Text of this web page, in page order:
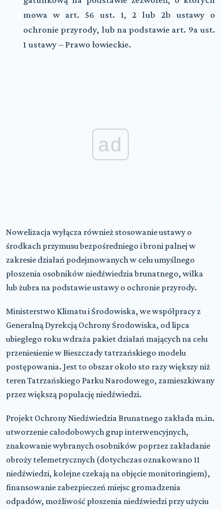
mowa w art. 56 ust. 1, 2 lub 2b ustawy o
ochronie przyrody, lub na podstawie art. 9a ust.
1 ustawy – Prawo łowieckie.
ad
Nowelizacja wyłącza również stosowanie ustawy o
środkach przymusu bezpośredniego i broni palnej w
zakresie działań podejmowanych w celu umyślnego
płoszenia osobników niedźwiedzia brunatnego, wilka
lub żubra na podstawie ustawy o ochronie przyrody.
Ministerstwo Klimatu i Środowiska, we współpracy z
Generalną Dyrekcją Ochrony Środowiska, od lipca
ubiegłego roku wdraża pakiet działań mających na celu
przeniesienie w Bieszczady tatrzańskiego modelu
postępowania. Jest to obszar około sto razy większy niż
teren Tatrzańskiego Parku Narodowego, zamieszkiwany
przez większą populację niedźwiedzi.
Projekt Ochrony Niedźwiedzia Brunatnego zakłada m.in.
utworzenie całodobowych grup interwencyjnych,
znakowanie wybranych osobników poprzez zakładanie
obroży telemetrycznych (dotychczas oznakowano 11
niedźwiedzi, kolejne czekają na objęcie monitoringiem),
finansowanie zabezpieczeń miejsc gromadzenia
odpadów, możliwość płoszenia niedźwiedzi przy użyciu